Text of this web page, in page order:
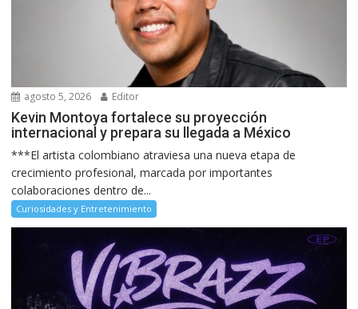
agosto 5, 2026 Editor
Kevin Montoya fortalece su proyección
internacional y prepara su llegada a México
***El artista colombiano atraviesa una nueva etapa de
crecimiento profesional, marcada por importantes
colaboraciones dentro de...
Curiosidades y Entretenimiento